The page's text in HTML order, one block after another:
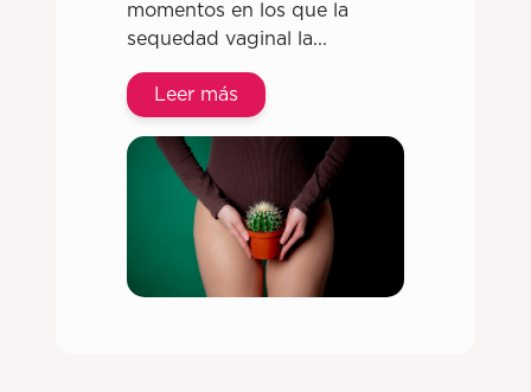
momentos en los que la
sequedad vaginal la...
Leer más